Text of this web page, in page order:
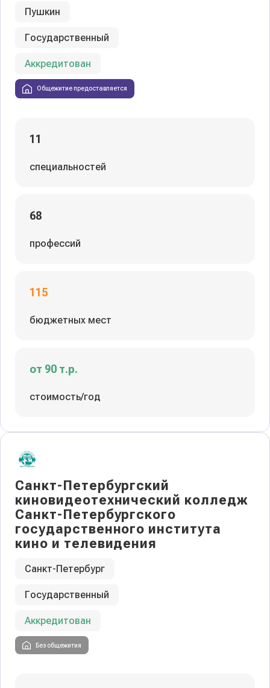
Пушкин
Государственный
Аккредитован
Общежитие предоставляется
11
специальностей
68
профессий
115
бюджетных мест
от 90 т.р.
стоимость/год
Санкт-Петербургский
киновидеотехнический колледж
Санкт-Петербургского
государственного института
кино и телевидения
Санкт-Петербург
Государственный
Аккредитован
Без общежития